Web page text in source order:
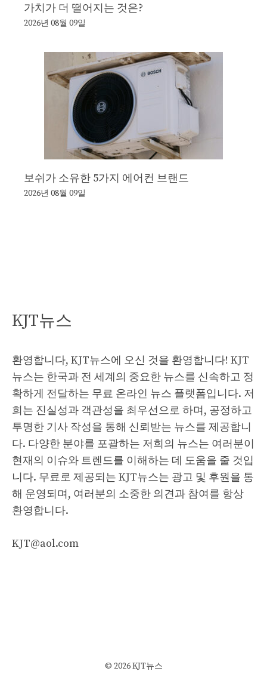
가치가 더 떨어지는 것은?
2026년 08월 09일
보쉬가 소유한 5가지 에어컨 브랜드
2026년 08월 09일
KJT뉴스
환영합니다, KJT뉴스에 오신 것을 환영합니다! KJT
뉴스는 한국과 전 세계의 중요한 뉴스를 신속하고 정
확하게 전달하는 무료 온라인 뉴스 플랫폼입니다. 저
희는 진실성과 객관성을 최우선으로 하며, 공정하고
투명한 기사 작성을 통해 신뢰받는 뉴스를 제공합니
다. 다양한 분야를 포괄하는 저희의 뉴스는 여러분이
현재의 이슈와 트렌드를 이해하는 데 도움을 줄 것입
니다. 무료로 제공되는 KJT뉴스는 광고 및 후원을 통
해 운영되며, 여러분의 소중한 의견과 참여를 항상
환영합니다.
KJT@aol.com
© 2026 KJT뉴스